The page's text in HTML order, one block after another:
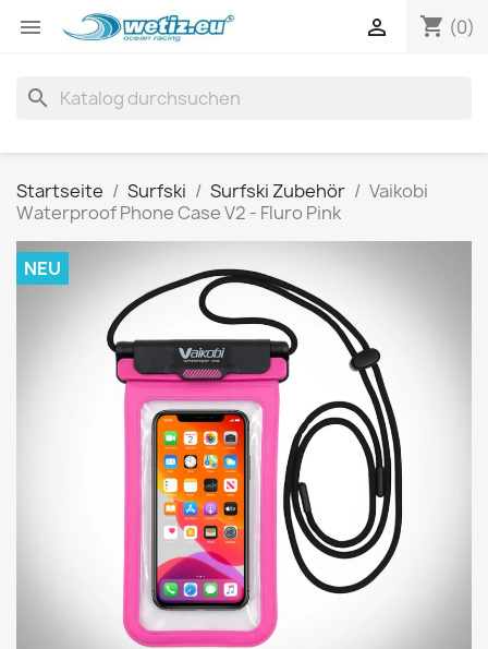
 shopping_cart (0)

search
Startseite Surfski Surfski Zubehör
Vaikobi
Waterproof Phone Case V2 - Fluro Pink
NEU